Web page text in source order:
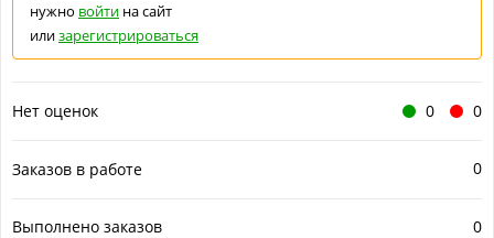
нужно войти на сайт
илизарегистрироваться
0 0
Нет оценок
0
Заказов в работе
0
Выполнено заказов